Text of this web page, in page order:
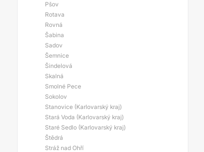
Pšov
Rotava
Rovná
Šabina
Sadov
Šemnice
Šindelová
Skalná
Smolné Pece
Sokolov
Stanovice (Karlovarský kraj)
Stará Voda (Karlovarský kraj)
Staré Sedlo (Karlovarský kraj)
Štědrá
Stráž nad Ohří